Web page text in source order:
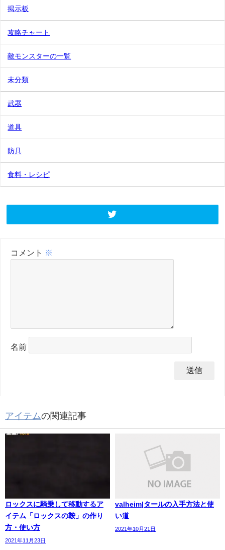
掲示板
攻略チャート
敵モンスターの一覧
未分類
武器
道具
防具
食料・レシピ
コメント ※
名前
アイテムの関連記事
ロックスに騎乗して移動するア
イテム「ロックスの鞍」の作り
方・使い方
2021年11月23日
valheim|タールの入手方法と使
い道
2021年10月21日